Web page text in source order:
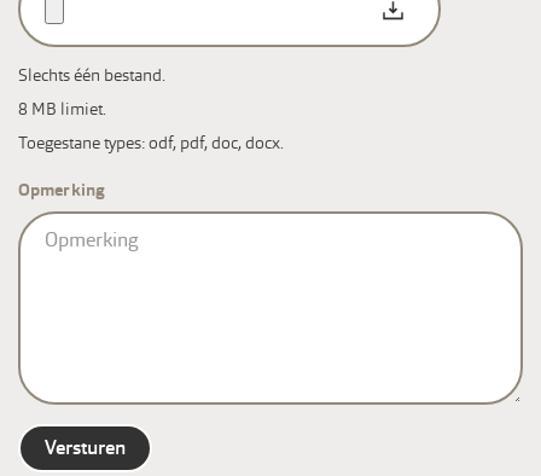
Slechts één bestand.
8 MB limiet.
Toegestane types: odf, pdf, doc, docx.
Opmerking